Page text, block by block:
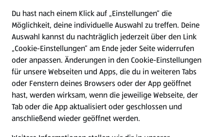
Presse
Hilfe & Kontakt
(öffnet in einem neuen Tab)
Unternehmen
Folge uns hier:
Du hast nach einem Klick auf „Einstellungen“ die
Möglichkeit, deine individuelle Auswahl zu treffen. Deine
Auswahl kannst du nachträglich jederzeit über den Link
„Cookie-Einstellungen“ am Ende jeder Seite widerrufen
oder anpassen. Änderungen in den Cookie-Einstellungen
für unsere Webseiten und Apps, die du in weiteren Tabs
oder Fenstern deines Browsers oder der App geöffnet
hast, werden wirksam, wenn die jeweilige Webseite, der
Tab oder die App aktualisiert oder geschlossen und
anschließend wieder geöffnet werden.